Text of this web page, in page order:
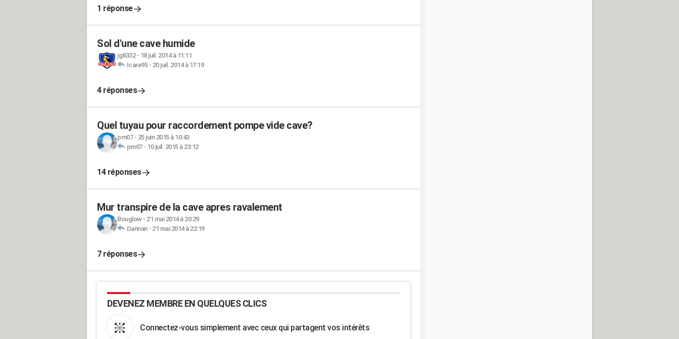
1 réponse
Sol d'une cave humide
jg8332- 18 juil. 2014 à 11:11
Icare95- 20 juil. 2014 à 17:19
4 réponses
Quel tuyau pour raccordement pompe vide cave?
pm07- 25 juin 2015 à 10:43
pm07- 10 juil. 2015 à 23:12
14 réponses
Mur transpire de la cave apres ravalement
Bouglow- 21 mai 2014 à 20:29
Dannan- 21 mai 2014 à 22:19
7 réponses
DEVENEZ MEMBRE EN QUELQUES CLICS
Connectez-vous simplement avec ceux qui partagent vos intérêts